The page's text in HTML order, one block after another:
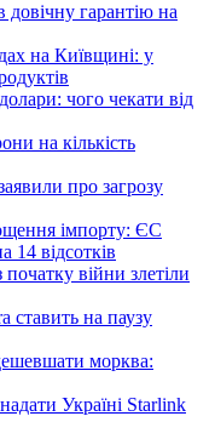
довічну гарантію на
на Київщині: у
чого чекати від
на кількість
про загрозу
імпорту: ЄС
14 відсотків
війни злетіли
ставить на паузу
морква:
Україні Starlink